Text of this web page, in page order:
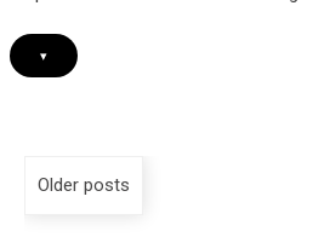
▾
Older posts